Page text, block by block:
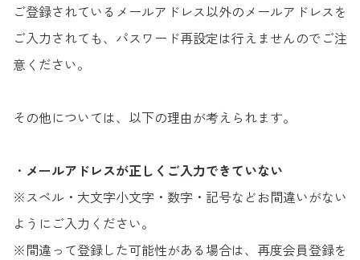
ご登録されているメールアドレス以外のメールアドレスを
ご入力されても、パスワード再設定は行えませんのでご注
意ください。
その他については、以下の理由が考えられます。
・ メールアドレスが正しくご入力できていない
※スペル・大文字小文字・数字・記号などお間違いがない
ようにご入力ください。
※間違って登録した可能性がある場合は、再度会員登録を